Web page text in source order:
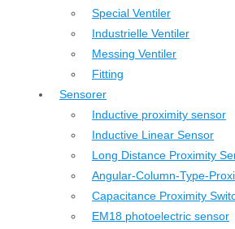
Special Ventiler
Industrielle Ventiler
Messing Ventiler
Fitting
Sensorer
Inductive proximity sensor
Inductive Linear Sensor
Long Distance Proximity
Angular-Column-Type-
Capacitance Proximity
EM18 photoelectric sensor